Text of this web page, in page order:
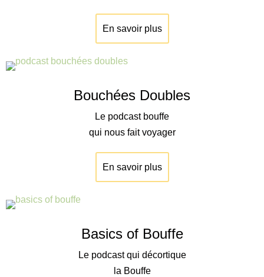
En savoir plus
Bouchées Doubles
Le podcast bouffe
qui nous fait voyager
En savoir plus
Basics of Bouffe
Le podcast qui décortique
la Bouffe